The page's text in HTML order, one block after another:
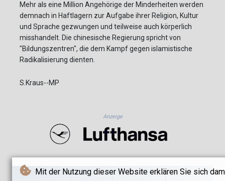
Mit der Nutzung dieser Website erklären Sie sich
Mehr als eine Million Angehörige der Minderheiten werden
demnach in Haftlagern zur Aufgabe ihrer Religion, Kultur
und Sprache gezwungen und teilweise auch körperlich
misshandelt. Die chinesische Regierung spricht von
"Bildungszentren", die dem Kampf gegen islamistische
Radikalisierung dienten.
S.Kraus--MP
Anzeige